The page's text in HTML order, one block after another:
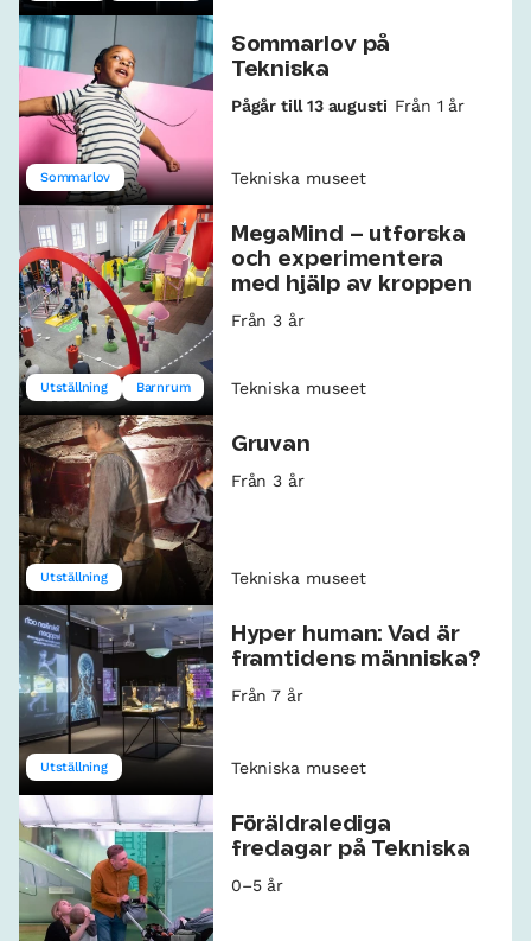
Sommarlov
Sommarlov på
Tekniska
Pågår till 13 augusti Från 1 år
Tekniska museet
Utställning Barnrum
MegaMind – utforska
och experimentera
med hjälp av kroppen
Från 3 år
Tekniska museet
Utställning
Gruvan
Från 3 år
Tekniska museet
Utställning
Hyper human: Vad är
framtidens människa?
Från 7 år
Tekniska museet
Föräldralediga
fredagar på Tekniska
0–5 år